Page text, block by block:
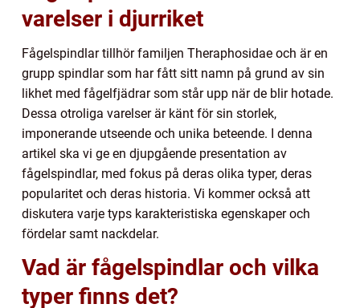
varelser i djurriket
Fågelspindlar tillhör familjen Theraphosidae och är en
grupp spindlar som har fått sitt namn på grund av sin
likhet med fågelfjädrar som står upp när de blir hotade.
Dessa otroliga varelser är känt för sin storlek,
imponerande utseende och unika beteende. I denna
artikel ska vi ge en djupgående presentation av
fågelspindlar, med fokus på deras olika typer, deras
popularitet och deras historia. Vi kommer också att
diskutera varje typs karakteristiska egenskaper och
fördelar samt nackdelar.
Vad är fågelspindlar och vilka
typer finns det?